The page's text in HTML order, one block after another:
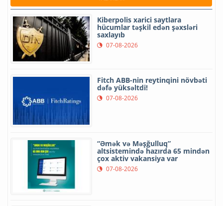
Kiberpolis xarici saytlara
hücumlar təşkil edən şəxsləri
saxlayıb
07-08-2026
Fitch ABB-nin reytinqini növbəti
dəfə yüksəltdi!
07-08-2026
“Əmək və Məşğulluq”
altsistemində hazırda 65 mindən
çox aktiv vakansiya var
07-08-2026